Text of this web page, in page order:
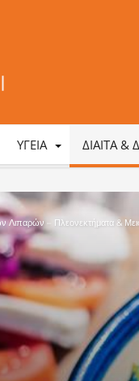
ΥΓΕΊΑ ΔΊΑΙΤΑ &
Λιπαρών – Πλεονεκτήματα &